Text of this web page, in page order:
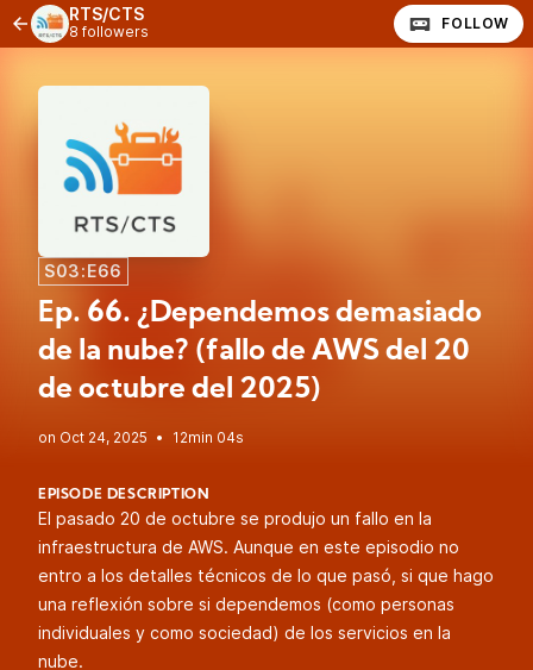
RTS/CTS
8 followers FOLLOW
S03:E66
Ep. 66. ¿Dependemos demasiado
de la nube? (fallo de AWS del 20
de octubre del 2025)
• 12min 04s
EPISODE DESCRIPTION
El pasado 20 de octubre se produjo un fallo en la
infraestructura de AWS. Aunque en este episodio no
entro a los detalles técnicos de lo que pasó, si que hago
una reflexión sobre si dependemos (como personas
individuales y como sociedad) de los servicios en la
nube.